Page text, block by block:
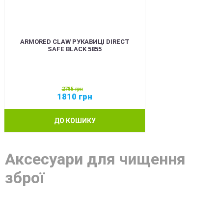
ARMORED CLAW РУКАВИЦІ DIRECT
SAFE BLACK 5855
2785грн
1810 грн
ДО КОШИКУ
Аксесуари для чищення
зброї